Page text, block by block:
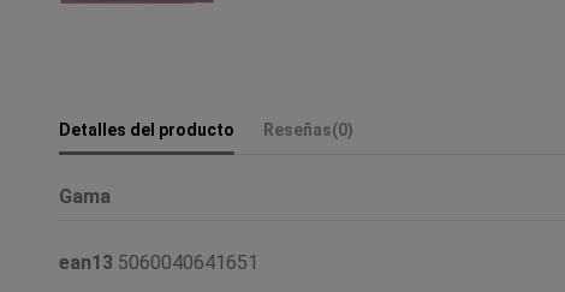
Detalles del producto Reseñas(0)
Gama
ean13 5060040641651